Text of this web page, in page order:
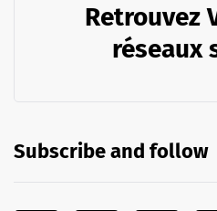
Retrouvez
réseaux
Subscribe and follow